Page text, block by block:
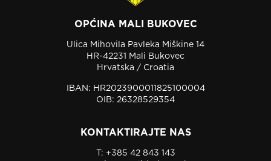
OPĆINA MALI BUKOVEC
Ulica Mihovila Pavleka Miškine 14
HR-42231 Mali Bukovec
Hrvatska / Croatia
IBAN: HR2023900011825100004
OIB: 26328529354
KONTAKTIRAJTE NAS
T: +385 42 843 143